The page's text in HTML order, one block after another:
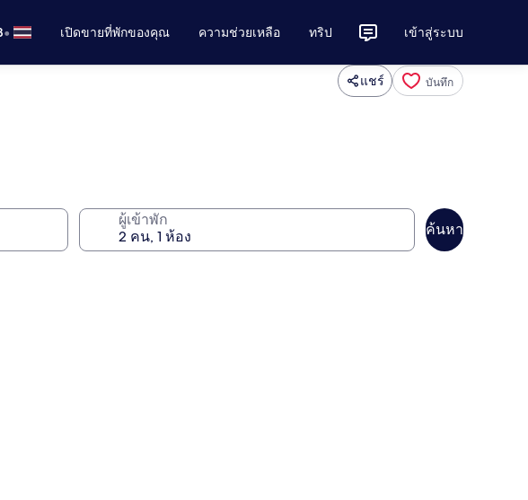
• เปิดขายที่พักของคุณ ความช่วยเหลือ ทริป เข้าสู่ระบบ
แชร์ บันทึก
ผู้เข้าพัก
ค้นหา